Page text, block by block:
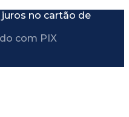
no cartão de
com PIX